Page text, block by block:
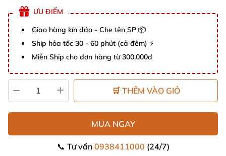
ƯU ĐIỂM
Giao hàng kín đáo - Che tên SP 📦
Ship hỏa tốc 30 - 60 phút (cả đêm) ⚡
Miễn Ship cho đơn hàng từ 300.000đ
🛒 THÊM VÀO GIỎ
MUA NGAY
📞 Tư vấn 0938411000 (24/7)